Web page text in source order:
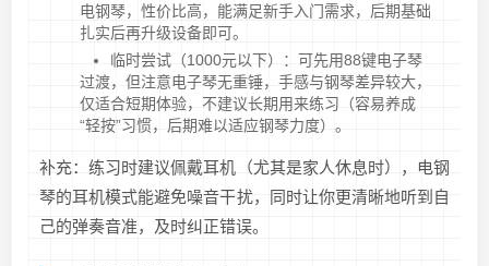
电钢琴，性价比高，能满足新手入门需求，后期基础
扎实后再升级设备即可。
临时尝试（1000元以下）：可先用88键电子琴
过渡，但注意电子琴无重锤，手感与钢琴差异较大，
仅适合短期体验，不建议长期用来练习（容易养成
“轻按”习惯，后期难以适应钢琴力度）。
补充：练习时建议佩戴耳机（尤其是家人休息时），电钢
琴的耳机模式能避免噪音干扰，同时让你更清晰地听到自
己的弹奏音准，及时纠正错误。